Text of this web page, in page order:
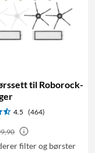
til Roborock-
4.5 (464)
filter og børster